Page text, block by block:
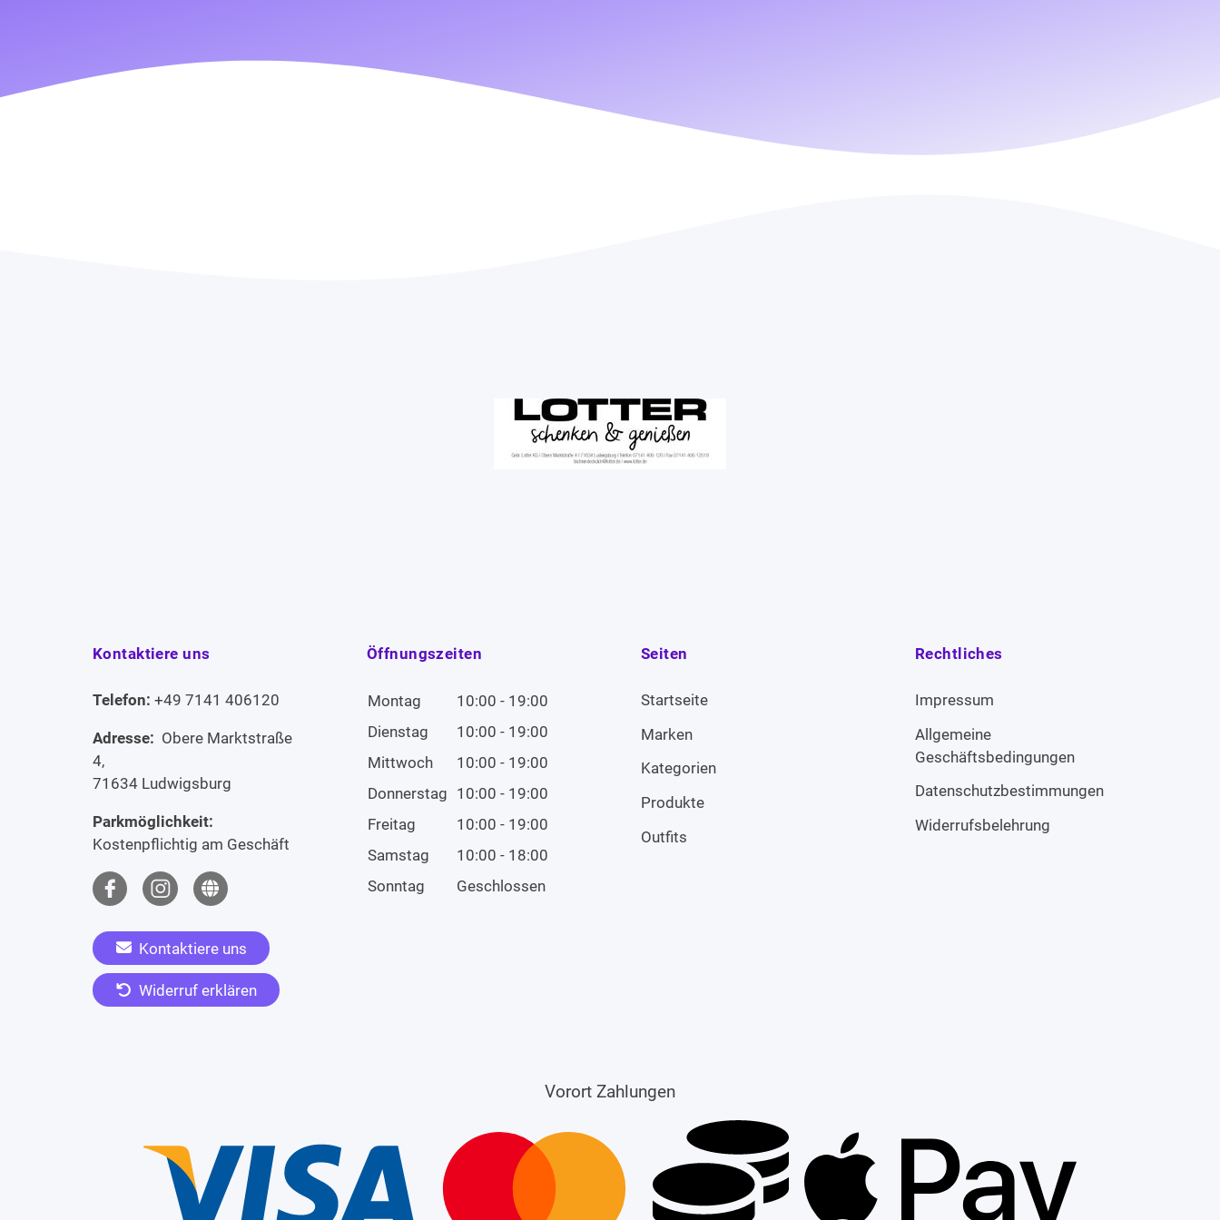
Kontaktiere uns
Telefon: +49 7141 406120
Adresse: Obere Marktstraße
4,
71634 Ludwigsburg
Parkmöglichkeit:
Kostenpflichtig am Geschäft
Kontaktiere uns
Widerruf erklären
Öffnungszeiten
Montag
10:00 - 19:00
Dienstag
10:00 - 19:00
Mittwoch
10:00 - 19:00
Donnerstag 10:00 - 19:00
Freitag
10:00 - 19:00
Samstag
10:00 - 18:00
Sonntag
Geschlossen
Seiten
Startseite
Marken
Kategorien
Produkte
Outfits
Rechtliches
Impressum
Allgemeine
Geschäftsbedingungen
Datenschutzbestimmungen
Widerrufsbelehrung
Vorort Zahlungen